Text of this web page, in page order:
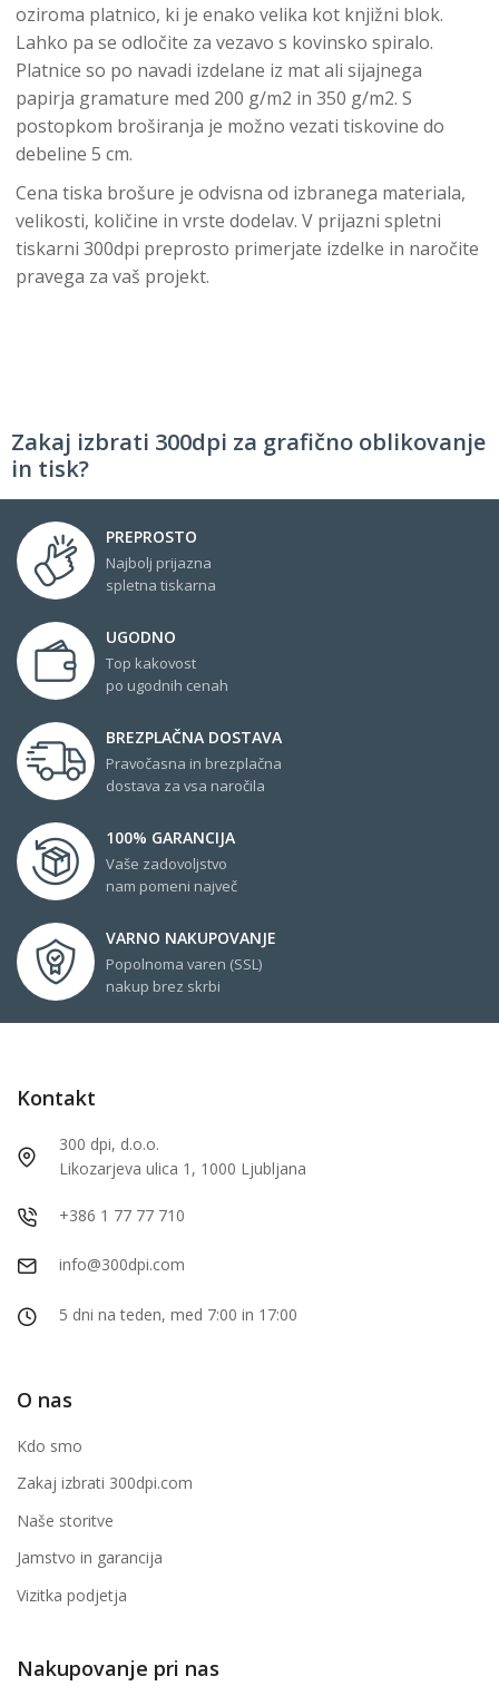
oziroma platnico, ki je enako velika kot knjižni blok.
Lahko pa se odločite za vezavo s kovinsko spiralo.
Platnice so po navadi izdelane iz mat ali sijajnega
papirja gramature med 200 g/m2 in 350 g/m2. S
postopkom broširanja je možno vezati tiskovine do
debeline 5 cm.
Cena tiska brošure je odvisna od izbranega materiala,
velikosti, količine in vrste dodelav. V prijazni spletni
tiskarni 300dpi preprosto primerjate izdelke in naročite
pravega za vaš projekt.
Zakaj izbrati 300dpi za grafično oblikovanje
in tisk?
PREPROSTO
Najbolj prijazna
spletna tiskarna
UGODNO
Top kakovost
po ugodnih cenah
BREZPLAČNA DOSTAVA
Pravočasna in brezplačna
dostava za vsa naročila
100% GARANCIJA
Vaše zadovoljstvo
nam pomeni največ
VARNO NAKUPOVANJE
Popolnoma varen (SSL)
nakup brez skrbi
Kontakt
300 dpi, d.o.o.
Likozarjeva ulica 1, 1000 Ljubljana
+386 1 77 77 710
info@300dpi.com
5 dni na teden, med 7:00 in 17:00
O nas
Kdo smo
Zakaj izbrati 300dpi.com
Naše storitve
Jamstvo in garancija
Vizitka podjetja
Nakupovanje pri nas